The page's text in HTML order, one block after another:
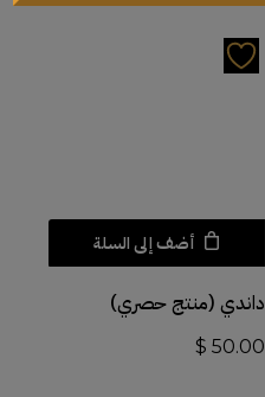
أضف إلى السلة
داندي (منتج حصري)
$ 50.00